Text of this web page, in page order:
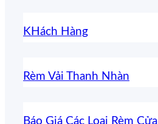
KHách Hàng
Rèm Vải Thanh Nhàn
Báo Giá Các Loại Rèm Cửa